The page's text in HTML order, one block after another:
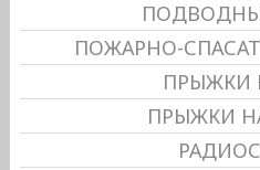
ПОЖАРНО-
ПРЫЖКИ
ПРЫЖКИ